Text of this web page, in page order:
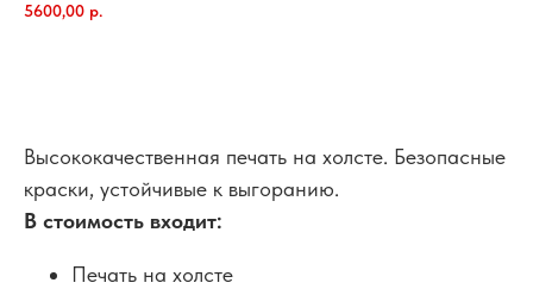
5600,00 р.
Высококачественная печать на холсте. Безопасные
краски, устойчивые к выгоранию.
В стоимость входит:
Печать на холсте